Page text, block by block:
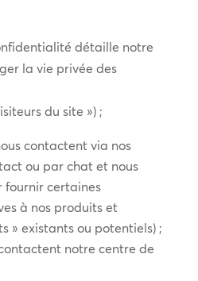
détaille notre
la vie privée des
du site ») ;
contactent via nos
ou par chat et nous
fournir certaines
à nos produits et
» existants ou potentiels) ;
notre centre de